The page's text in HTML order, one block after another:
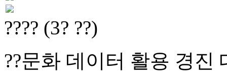
???? (3? ??)
??문화 데이터 활용 경진